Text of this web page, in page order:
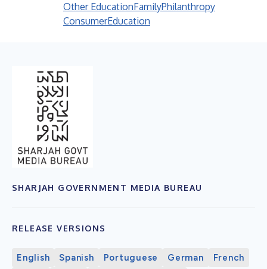
Other EducationFamilyPhilanthropy
ConsumerEducation
SHARJAH GOVERNMENT MEDIA BUREAU
RELEASE VERSIONS
English Spanish Portuguese German French